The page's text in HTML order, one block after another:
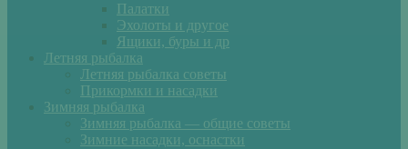
Палатки
Эхолоты и другое
Ящики, буры и др
Летняя рыбалка
Летняя рыбалка советы
Прикормки и насадки
Зимняя рыбалка
Зимняя рыбалка — общие советы
Зимние насадки, оснастки